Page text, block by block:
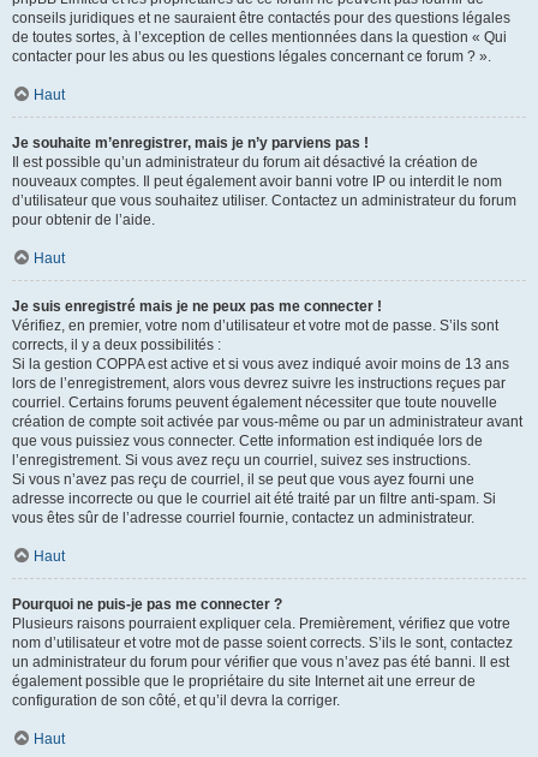
conseils juridiques et ne sauraient être contactés pour des questions légales
de toutes sortes, à l’exception de celles mentionnées dans la question « Qui
contacter pour les abus ou les questions légales concernant ce forum ? ».
Haut
Je souhaite m’enregistrer, mais je n’y parviens pas !
Il est possible qu’un administrateur du forum ait désactivé la création de
nouveaux comptes. Il peut également avoir banni votre IP ou interdit le nom
d’utilisateur que vous souhaitez utiliser. Contactez un administrateur du forum
pour obtenir de l’aide.
Haut
Je suis enregistré mais je ne peux pas me connecter !
Vérifiez, en premier, votre nom d’utilisateur et votre mot de passe. S’ils sont
corrects, il y a deux possibilités :
Si la gestion COPPA est active et si vous avez indiqué avoir moins de 13 ans
lors de l’enregistrement, alors vous devrez suivre les instructions reçues par
courriel. Certains forums peuvent également nécessiter que toute nouvelle
création de compte soit activée par vous-même ou par un administrateur avant
que vous puissiez vous connecter. Cette information est indiquée lors de
l’enregistrement. Si vous avez reçu un courriel, suivez ses instructions.
Si vous n’avez pas reçu de courriel, il se peut que vous ayez fourni une
adresse incorrecte ou que le courriel ait été traité par un filtre anti-spam. Si
vous êtes sûr de l’adresse courriel fournie, contactez un administrateur.
Haut
Pourquoi ne puis-je pas me connecter ?
Plusieurs raisons pourraient expliquer cela. Premièrement, vérifiez que votre
nom d’utilisateur et votre mot de passe soient corrects. S’ils le sont, contactez
un administrateur du forum pour vérifier que vous n’avez pas été banni. Il est
également possible que le propriétaire du site Internet ait une erreur de
configuration de son côté, et qu’il devra la corriger.
Haut